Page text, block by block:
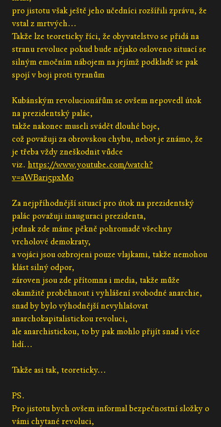
pro jistotu však ještě jeho učedníci rozšířili zprávu, že
vstal z mrtvých...
Takže lze teoreticky říci, že obyvatelstvo se přidá na
stranu revoluce pokud bude nějako osloveno situací se
silným emočním nábojem na jejímž podkladě se pak
spojí v boji proti tyranům
Kubánským revolucionářům se ovšem nepovedl útok
na prezidentský palác,
takže nakonec museli svádět dlouhé boje,
což považuji za obrovskou chybu, nebot je známo, že
je třeba vždy zneškodnit vůdce
viz. https://www.youtube.com/watch?
v=aWBari5pxMo
Za nejpříhodnější situací pro útok na prezidentský
palác považuji inauguraci prezidenta,
jednak zde máme pěkně pohromadě všechny
vrcholové demokraty,
a vojáci jsou ozbrojeni pouze vlajkami, takže nemohou
klást silný odpor,
zároven jsou zde přítomna i media, takže může
okamžitě proběhnout i vyhlášení svobodné anarchie,
snad by bylo výhodnější nevyhlašovat
anarchokapitalistickou revoluci,
ale anarchistickou, to by pak mohlo přijít snad i více
lidí...
Takže asi tak, teoreticky...
PS.
Pro jistotu bych ovšem informal bezpečnostní složky o
vámi chytané revoluci,